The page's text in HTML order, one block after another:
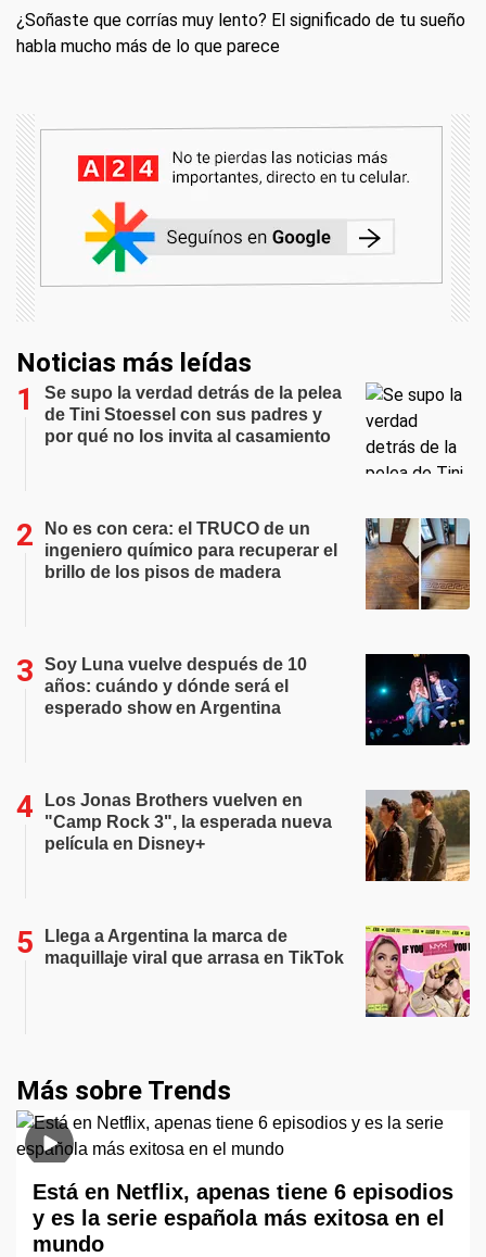
¿Soñaste que corrías muy lento? El significado de tu sueño
habla mucho más de lo que parece
Noticias más leídas
Se supo la verdad detrás de la pelea
de Tini Stoessel con sus padres y
por qué no los invita al casamiento
No es con cera: el TRUCO de un
ingeniero químico para recuperar el
brillo de los pisos de madera
Soy Luna vuelve después de 10
años: cuándo y dónde será el
esperado show en Argentina
Los Jonas Brothers vuelven en
"Camp Rock 3", la esperada nueva
película en Disney+
Llega a Argentina la marca de
maquillaje viral que arrasa en TikTok
Más sobre Trends
Está en Netflix, apenas tiene 6 episodios
y es la serie española más exitosa en el
mundo